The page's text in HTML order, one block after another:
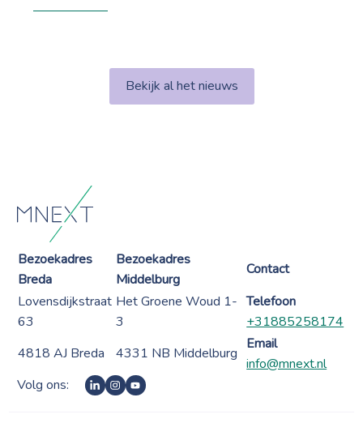
Bekijk al het nieuws
Bezoekadres
Breda
Bezoekadres
Middelburg
Contact
Lovensdijkstraat
63
Het Groene Woud 1-
3
Telefoon
+31885258174
4818 AJ Breda
4331 NB Middelburg
Email
info@mnext.nl
Volg ons: